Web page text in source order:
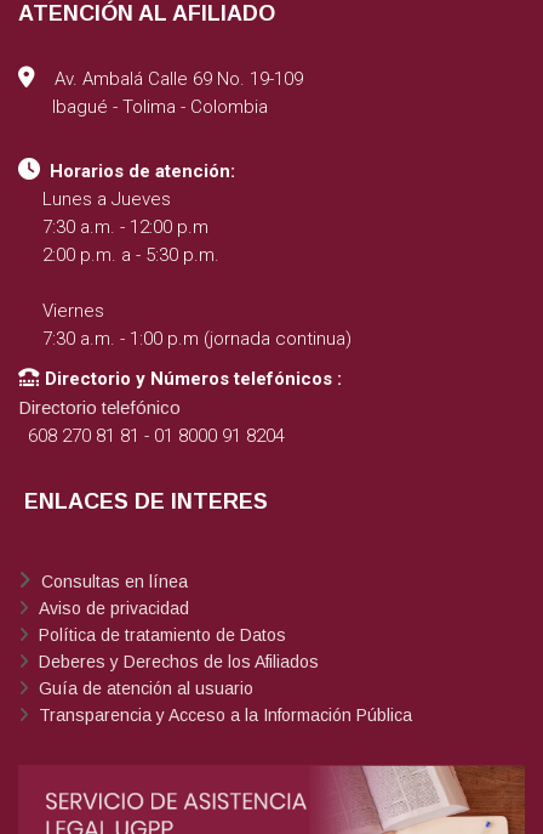
ATENCIÓN AL AFILIADO
Av. Ambalá Calle 69 No. 19-109
Ibagué - Tolima - Colombia
Horarios de atención:
Lunes a Jueves
7:30 a.m. - 12:00 p.m
2:00 p.m. a - 5:30 p.m.
Viernes
7:30 a.m. - 1:00 p.m (jornada continua)
Directorio y Números telefónicos :
Directorio telefónico
608 270 81 81 - 01 8000 91 8204
ENLACES DE INTERES
Consultas en línea
Aviso de privacidad
Política de tratamiento de Datos
Deberes y Derechos de los Afiliados
Guía de atención al usuario
Transparencia y Acceso a la Información Pública